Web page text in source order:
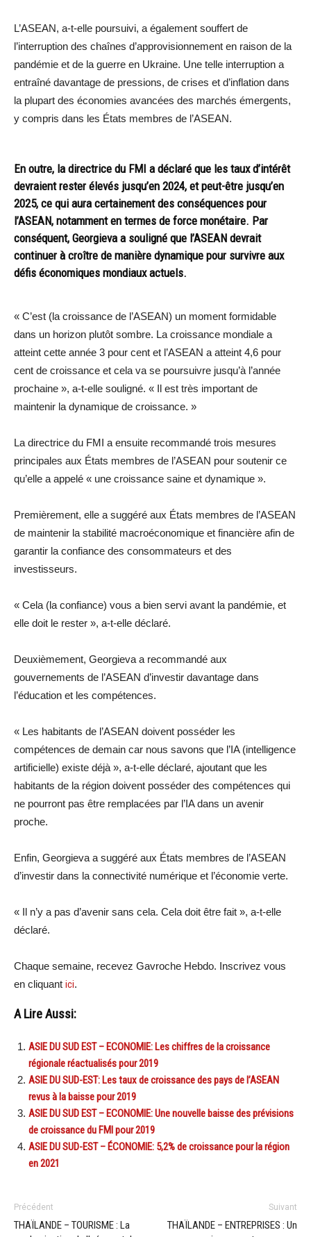
L’ASEAN, a-t-elle poursuivi, a également souffert de
l’interruption des chaînes d’approvisionnement en raison de la
pandémie et de la guerre en Ukraine. Une telle interruption a
entraîné davantage de pressions, de crises et d’inflation dans
la plupart des économies avancées des marchés émergents,
y compris dans les États membres de l’ASEAN.
En outre, la directrice du FMI a déclaré que les taux d’intérêt
devraient rester élevés jusqu’en 2024, et peut-être jusqu’en
2025, ce qui aura certainement des conséquences pour
l’ASEAN, notamment en termes de force monétaire. Par
conséquent, Georgieva a souligné que l’ASEAN devrait
continuer à croître de manière dynamique pour survivre aux
défis économiques mondiaux actuels.
« C’est (la croissance de l’ASEAN) un moment formidable
dans un horizon plutôt sombre. La croissance mondiale a
atteint cette année 3 pour cent et l’ASEAN a atteint 4,6 pour
cent de croissance et cela va se poursuivre jusqu’à l’année
prochaine », a-t-elle souligné. « Il est très important de
maintenir la dynamique de croissance. »
La directrice du FMI a ensuite recommandé trois mesures
principales aux États membres de l’ASEAN pour soutenir ce
qu’elle a appelé « une croissance saine et dynamique ».
Premièrement, elle a suggéré aux États membres de l’ASEAN
de maintenir la stabilité macroéconomique et financière afin de
garantir la confiance des consommateurs et des
investisseurs.
« Cela (la confiance) vous a bien servi avant la pandémie, et
elle doit le rester », a-t-elle déclaré.
Deuxièmement, Georgieva a recommandé aux
gouvernements de l’ASEAN d’investir davantage dans
l’éducation et les compétences.
« Les habitants de l’ASEAN doivent posséder les
compétences de demain car nous savons que l’IA (intelligence
artificielle) existe déjà », a-t-elle déclaré, ajoutant que les
habitants de la région doivent posséder des compétences qui
ne pourront pas être remplacées par l’IA dans un avenir
proche.
Enfin, Georgieva a suggéré aux États membres de l’ASEAN
d’investir dans la connectivité numérique et l’économie verte.
« Il n’y a pas d’avenir sans cela. Cela doit être fait », a-t-elle
déclaré.
Chaque semaine, recevez Gavroche Hebdo. Inscrivez vous
en cliquant ici.
A Lire Aussi:
ASIE DU SUD EST – ECONOMIE: Les chiffres de la croissance
régionale réactualisés pour 2019
ASIE DU SUD-EST: Les taux de croissance des pays de l’ASEAN
revus à la baisse pour 2019
ASIE DU SUD EST – ECONOMIE: Une nouvelle baisse des prévisions
de croissance du FMI pour 2019
ASIE DU SUD-EST – ÉCONOMIE: 5,2% de croissance pour la région
en 2021
Précédent
THAÏLANDE – TOURISME : La
Suivant
THAÏLANDE – ENTREPRISES : Un